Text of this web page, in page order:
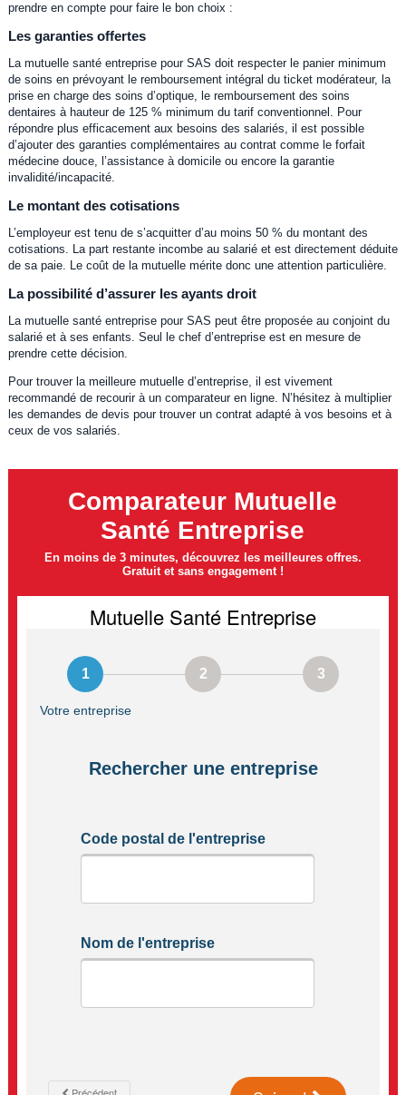
prendre en compte pour faire le bon choix :
Les garanties offertes
La mutuelle santé entreprise pour SAS doit respecter le panier minimum
de soins en prévoyant le remboursement intégral du ticket modérateur, la
prise en charge des soins d’optique, le remboursement des soins
dentaires à hauteur de 125 % minimum du tarif conventionnel. Pour
répondre plus efficacement aux besoins des salariés, il est possible
d’ajouter des garanties complémentaires au contrat comme le forfait
médecine douce, l’assistance à domicile ou encore la garantie
invalidité/incapacité.
Le montant des cotisations
L’employeur est tenu de s’acquitter d’au moins 50 % du montant des
cotisations. La part restante incombe au salarié et est directement déduite
de sa paie. Le coût de la mutuelle mérite donc une attention particulière.
La possibilité d’assurer les ayants droit
La mutuelle santé entreprise pour SAS peut être proposée au conjoint du
salarié et à ses enfants. Seul le chef d’entreprise est en mesure de
prendre cette décision.
Pour trouver la meilleure mutuelle d’entreprise, il est vivement
recommandé de recourir à un comparateur en ligne. N’hésitez à multiplier
les demandes de devis pour trouver un contrat adapté à vos besoins et à
ceux de vos salariés.
Comparateur Mutuelle
Santé Entreprise
En moins de 3 minutes, découvrez les meilleures offres.
Gratuit et sans engagement !